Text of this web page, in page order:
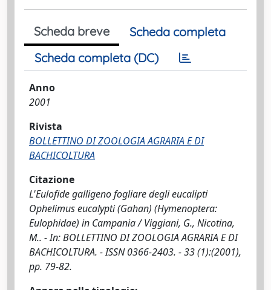
Scheda breve
Scheda completa
Scheda completa (DC)
Anno
2001
Rivista
BOLLETTINO DI ZOOLOGIA AGRARIA E DI
BACHICOLTURA
Citazione
L'Eulofide galligeno fogliare degli eucalipti
Ophelimus eucalypti (Gahan) (Hymenoptera:
Eulophidae) in Campania / Viggiani, G., Nicotina,
M.. - In: BOLLETTINO DI ZOOLOGIA AGRARIA E DI
BACHICOLTURA. - ISSN 0366-2403. - 33 (1):(2001),
pp. 79-82.